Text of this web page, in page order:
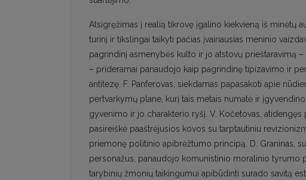
Atsigręžimas į realią tikrovę įgalino kiekvieną iš minėtų
turinį ir tikslingai taikyti pačias įvairiausias meninio
pagrindinį asmenybės kulto ir jo atstovų prieštaravimą
– prideramai panaudojo kaip pagrindinę tipizavimo ir
antitezę. F. Panferovas, siekdamas papasakoti apie
pertvarkymų plane, kurį tais metais numatė ir
gyvenimo ir jo charakterio ryšį. V. Kočetovas,
pasireiškė paaštrėjusios kovos su tarptautiniu
priemonę politinio apibrėžtumo principą. D. Graninas,
personažus, panaudojo komunistinio moralinio tyrumo
tarybinių žmonių taikingumui apibūdinti surado savitą